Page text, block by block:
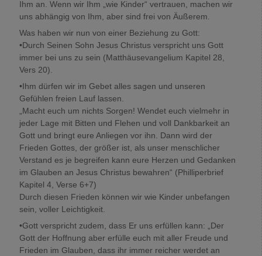
Ihm an. Wenn wir Ihm „wie Kinder“ vertrauen, machen wir
uns abhängig von Ihm, aber sind frei von Äußerem.
Was haben wir nun von einer Beziehung zu Gott:
•Durch Seinen Sohn Jesus Christus verspricht uns Gott
immer bei uns zu sein (Matthäusevangelium Kapitel 28,
Vers 20).
•Ihm dürfen wir im Gebet alles sagen und unseren
Gefühlen freien Lauf lassen.
„Macht euch um nichts Sorgen! Wendet euch vielmehr in
jeder Lage mit Bitten und Flehen und voll Dankbarkeit an
Gott und bringt eure Anliegen vor ihn. Dann wird der
Frieden Gottes, der größer ist, als unser menschlicher
Verstand es je begreifen kann eure Herzen und Gedanken
im Glauben an Jesus Christus bewahren“ (Philliperbrief
Kapitel 4, Verse 6+7)
Durch diesen Frieden können wir wie Kinder unbefangen
sein, voller Leichtigkeit.
•Gott verspricht zudem, dass Er uns erfüllen kann: „Der
Gott der Hoffnung aber erfülle euch mit aller Freude und
Frieden im Glauben, dass ihr immer reicher werdet an